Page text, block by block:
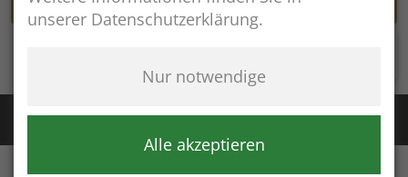
unserer Datenschutzerklärung.
Nur notwendige
Alle akzeptieren